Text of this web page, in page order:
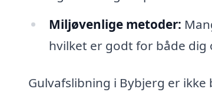
Miljøvenlige metoder:
hvilket er godt for både dig
Gulvafslibning i Bybjerg er